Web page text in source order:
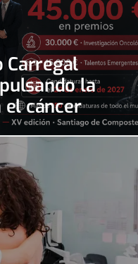
Carregal
la
el cáncer